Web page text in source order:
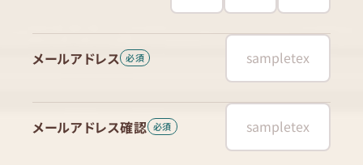
メールアドレス
メールアドレス確認